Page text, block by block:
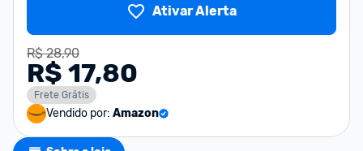
Ativar Alerta
R$ 28,90
R$ 17,80
Frete Grátis
Vendido por: Amazon